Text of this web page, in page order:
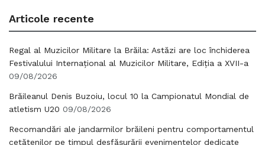
Articole recente
Regal al Muzicilor Militare la Brăila: Astăzi are loc închiderea
Festivalului Internațional al Muzicilor Militare, Ediția a XVII-a
09/08/2026
Brăileanul Denis Buzoiu, locul 10 la Campionatul Mondial de
atletism U20 09/08/2026
Recomandări ale jandarmilor brăileni pentru comportamentul
cetățenilor pe timpul desfășurării evenimentelor dedicate